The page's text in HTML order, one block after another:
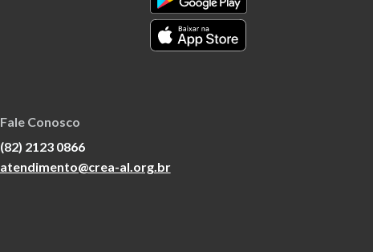
Fale Conosco
(82) 2123 0866
atendimento@crea-al.org.br